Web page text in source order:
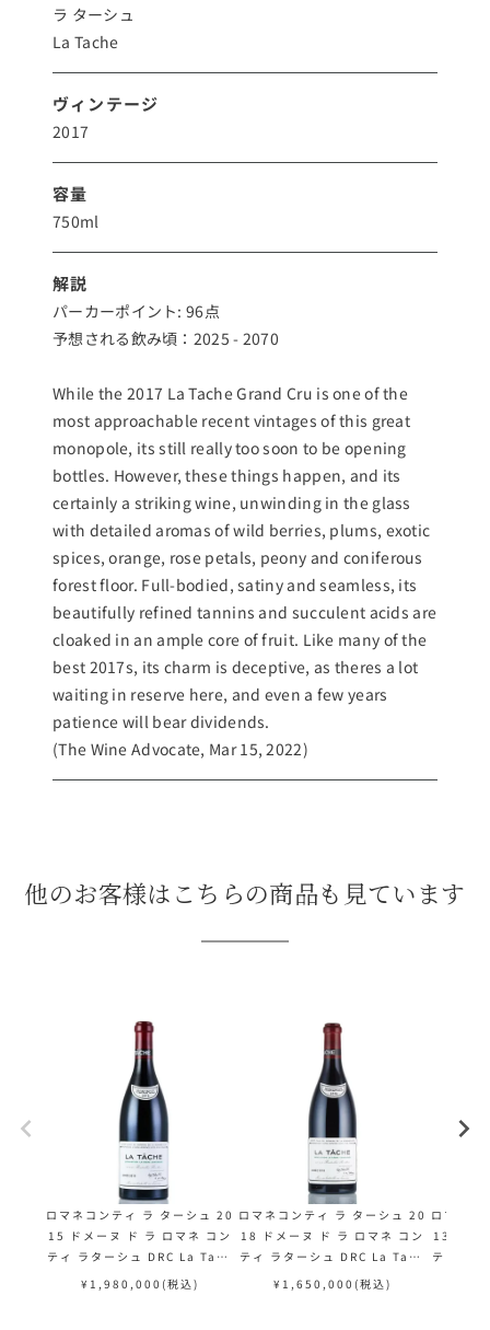
ラ ターシュ
La Tache
ヴィンテージ
2017
容量
750ml
解説
パーカーポイント: 96点
予想される飲み頃：2025 - 2070
While the 2017 La Tache Grand Cru is one of the
most approachable recent vintages of this great
monopole, its still really too soon to be opening
bottles. However, these things happen, and its
certainly a striking wine, unwinding in the glass
with detailed aromas of wild berries, plums, exotic
spices, orange, rose petals, peony and coniferous
forest floor. Full-bodied, satiny and seamless, its
beautifully refined tannins and succulent acids are
cloaked in an ample core of fruit. Like many of the
best 2017s, its charm is deceptive, as theres a lot
waiting in reserve here, and even a few years
patience will bear dividends.
(The Wine Advocate, Mar 15, 2022)
他のお客様はこちらの商品も見ています
ロマネコンティ ラ ターシュ 20
15 ドメーヌ ド ラ ロマネ コン
ティ ラターシュ DRC La Tach
e フランス ブルゴーニュ 赤ワイ
¥ 1,980,000 (税込)
ロマネコンティ ラ ターシュ 20
18 ドメーヌ ド ラ ロマネ コン
ティ ラターシュ DRC La Tach
e フランス ブルゴーニュ 赤ワイ
¥ 1,650,000 (税込)
ロマネコ
13 ドメ
ティ ラ